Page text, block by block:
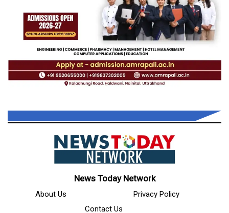
News Today Network
About Us
Privacy Policy
Contact Us